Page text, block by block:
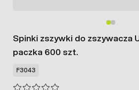
Spinki zszywki do zszywacza
paczka 600 szt.
F3043